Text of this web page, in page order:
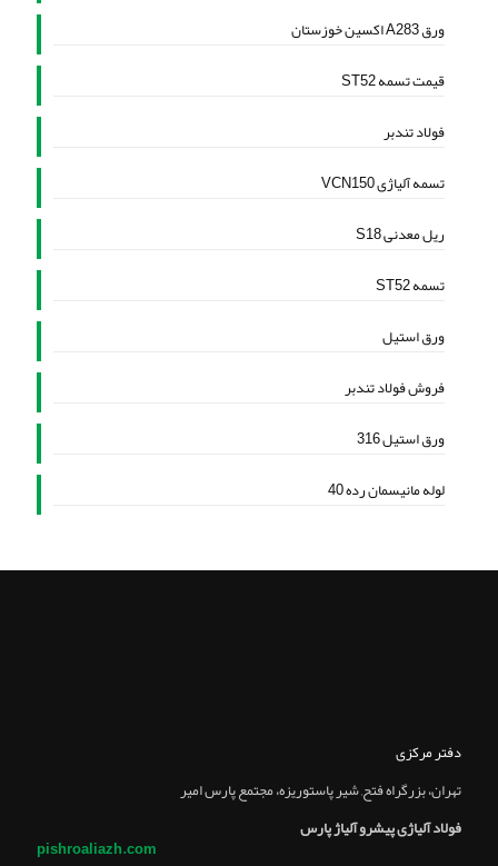
ورق A283 اکسین خوزستان
قیمت تسمه ST52
فولاد تندبر
تسمه آلیاژی VCN150
ریل معدنی S18
تسمه ST52
ورق استیل
فروش فولاد تندبر
ورق استیل 316
لوله مانیسمان رده 40
دفتر مرکزی
تهران، بزرگراه فتح, شير پاستوريزه، مجتمع پارس امير
فولاد آلیاژی پیشرو آلیاژ پارس
pishroaliazh.com